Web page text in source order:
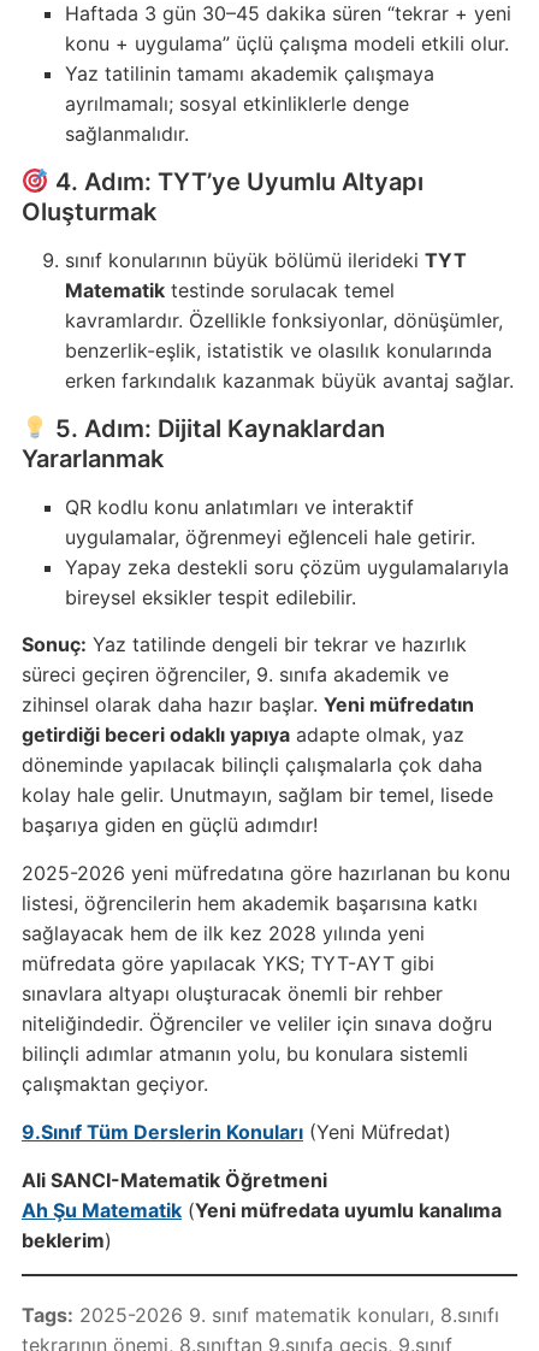
Haftada 3 gün 30–45 dakika süren “tekrar + yeni
konu + uygulama” üçlü çalışma modeli etkili olur.
Yaz tatilinin tamamı akademik çalışmaya
ayrılmamalı; sosyal etkinliklerle denge
sağlanmalıdır.
4. Adım: TYT’ye Uyumlu Altyapı
Oluşturmak
sınıf konularının büyük bölümü ilerideki TYT
Matematiktestinde sorulacak temel
kavramlardır. Özellikle fonksiyonlar, dönüşümler,
benzerlik-eşlik, istatistik ve olasılık konularında
erken farkındalık kazanmak büyük avantaj sağlar.
5. Adım: Dijital Kaynaklardan
Yararlanmak
QR kodlu konu anlatımları ve interaktif
uygulamalar, öğrenmeyi eğlenceli hale getirir.
Yapay zeka destekli soru çözüm uygulamalarıyla
bireysel eksikler tespit edilebilir.
Sonuç: Yaz tatilinde dengeli bir tekrar ve hazırlık
süreci geçiren öğrenciler, 9. sınıfa akademik ve
zihinsel olarak daha hazır başlar. Yeni müfredatın
getirdiği beceri odaklı yapıyaadapte olmak, yaz
döneminde yapılacak bilinçli çalışmalarla çok daha
kolay hale gelir. Unutmayın, sağlam bir temel, lisede
başarıya giden en güçlü adımdır!
2025-2026 yeni müfredatına göre hazırlanan bu konu
listesi, öğrencilerin hem akademik başarısına katkı
sağlayacak hem de ilk kez 2028 yılında yeni
müfredata göre yapılacak YKS; TYT-AYT gibi
sınavlara altyapı oluşturacak önemli bir rehber
niteliğindedir. Öğrenciler ve veliler için sınava doğru
bilinçli adımlar atmanın yolu, bu konulara sistemli
çalışmaktan geçiyor.
9.Sınıf Tüm Derslerin Konuları(Yeni Müfredat)
Ali SANCI-Matematik Öğretmeni
Ah Şu Matematik(Yeni müfredata uyumlu kanalıma
beklerim)
Tags: 2025-2026 9. sınıf matematik konuları, 8.sınıfı
tekrarının önemi, 8.sınıftan 9.sınıfa geçiş, 9.sınıf